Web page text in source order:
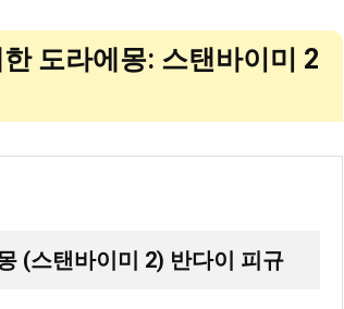
도라에몽: 스탠바이미 2
(스탠바이미 2) 반다이 피규